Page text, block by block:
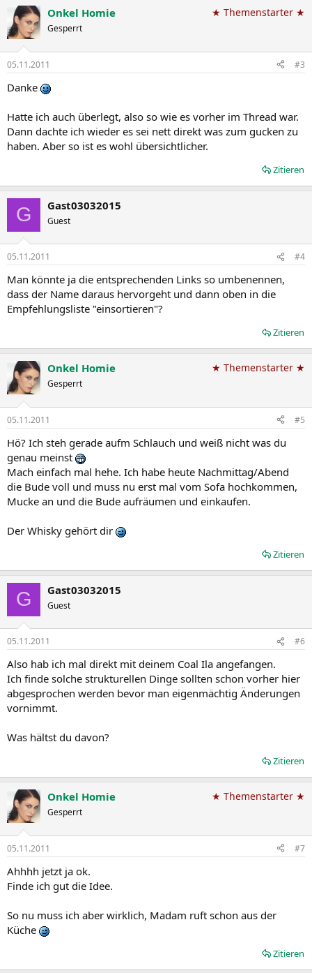
Onkel Homie
Gesperrt
★ Themenstarter ★
05.11.2011 #3
Danke
Hatte ich auch überlegt, also so wie es vorher im Thread war.
Dann dachte ich wieder es sei nett direkt was zum gucken zu
haben. Aber so ist es wohl übersichtlicher.
Zitieren
G Gast03032015
Guest
05.11.2011 #4
Man könnte ja die entsprechenden Links so umbenennen,
dass der Name daraus hervorgeht und dann oben in die
Empfehlungsliste "einsortieren"?
Zitieren
Onkel Homie
Gesperrt
★ Themenstarter ★
05.11.2011 #5
Hö? Ich steh gerade aufm Schlauch und weiß nicht was du
genau meinst
Mach einfach mal hehe. Ich habe heute Nachmittag/Abend
die Bude voll und muss nu erst mal vom Sofa hochkommen,
Mucke an und die Bude aufräumen und einkaufen.
Der Whisky gehört dir
Zitieren
G Gast03032015
Guest
05.11.2011 #6
Also hab ich mal direkt mit deinem Coal Ila angefangen.
Ich finde solche strukturellen Dinge sollten schon vorher hier
abgesprochen werden bevor man eigenmächtig Änderungen
vornimmt.
Was hältst du davon?
Zitieren
Onkel Homie
Gesperrt
★ Themenstarter ★
05.11.2011 #7
Ahhhh jetzt ja ok.
Finde ich gut die Idee.
So nu muss ich aber wirklich, Madam ruft schon aus der
Küche
Zitieren